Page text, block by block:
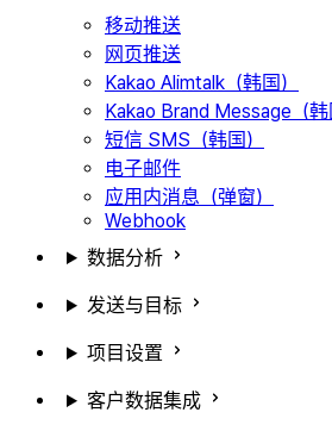
移动推送
网页推送
Kakao Alimtalk（韩国）
Kakao Brand Message（韩
短信 SMS（韩国）
电子邮件
应用内消息（弹窗）
Webhook
数据分析
发送与目标
项目设置
客户数据集成